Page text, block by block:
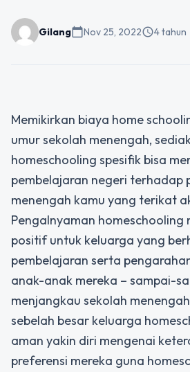
Gilangcalendar_todayNov 25, 2022schedule4 tahun
Memikirkan biaya home
umur sekolah menengah,
homeschooling spesifik bisa
pembelajaran negeri terhadap
menengah kamu yang terikat
Pengalnyaman homeschooling
positif untuk keluarga yang
pembelajaran serta
anak-anak mereka – sampai-
menjangkau sekolah
sebelah besar keluarga
aman yakin diri mengenai
preferensi mereka guna